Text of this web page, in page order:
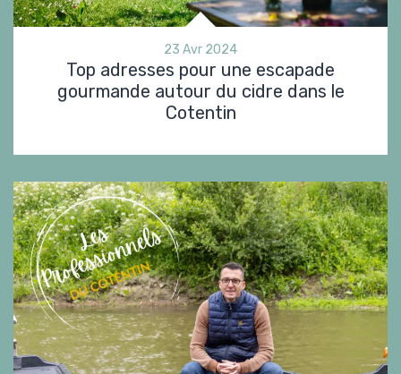
23 Avr 2024
Top adresses pour une escapade
gourmande autour du cidre dans le
Cotentin